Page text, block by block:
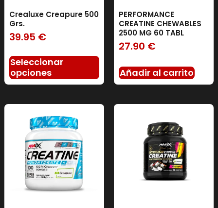
Crealuxe Creapure 500
Grs.
39.95 €
Seleccionar
opciones
PERFORMANCE
CREATINE CHEWABLES
2500 MG 60 TABL
27.90 €
Añadir al carrito